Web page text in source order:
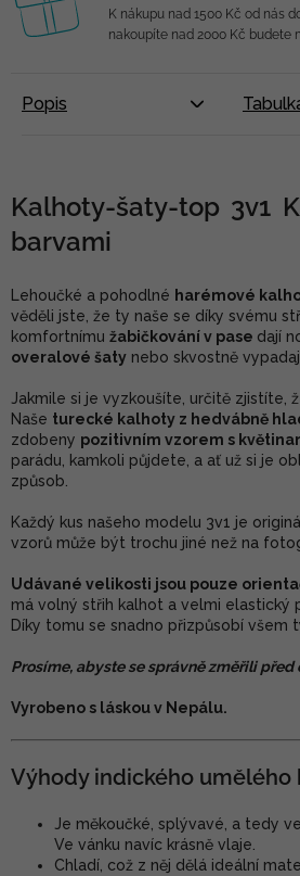
K nákupu nad 1500 Kč od nás
nakoupíte nad 2000 Kč budete
Popis
Kalhoty-šaty-top 3v1
barvami
Lehoučké a pohodlné harémové
věděli jste, že ty naše se díky svému
komfortnímu žabičkování v pase dají
overalové šaty nebo skvostně
Jakmile si je vyzkoušíte, určitě zjistíte,
Naše turecké kalhoty z hedvábně
zdobeny pozitivním vzorem s
parádu, kamkoli půjdete, a ať už si je
způsob.
Každý kus našeho modelu 3v1 je
vzorů může být trochu jiné než na
Udávané velikosti jsou pouze
má volný střih kalhot a velmi elastický
Díky tomu se snadno přizpůsobí všem
Prosíme, abyste se správně změřili
Vyrobeno s láskou v Nepálu.
Výhody indického umělého
Je měkoučké, splývavé, a tedy
Ve vánku navíc krásně vlaje.
Chladí, což z něj dělá ideální